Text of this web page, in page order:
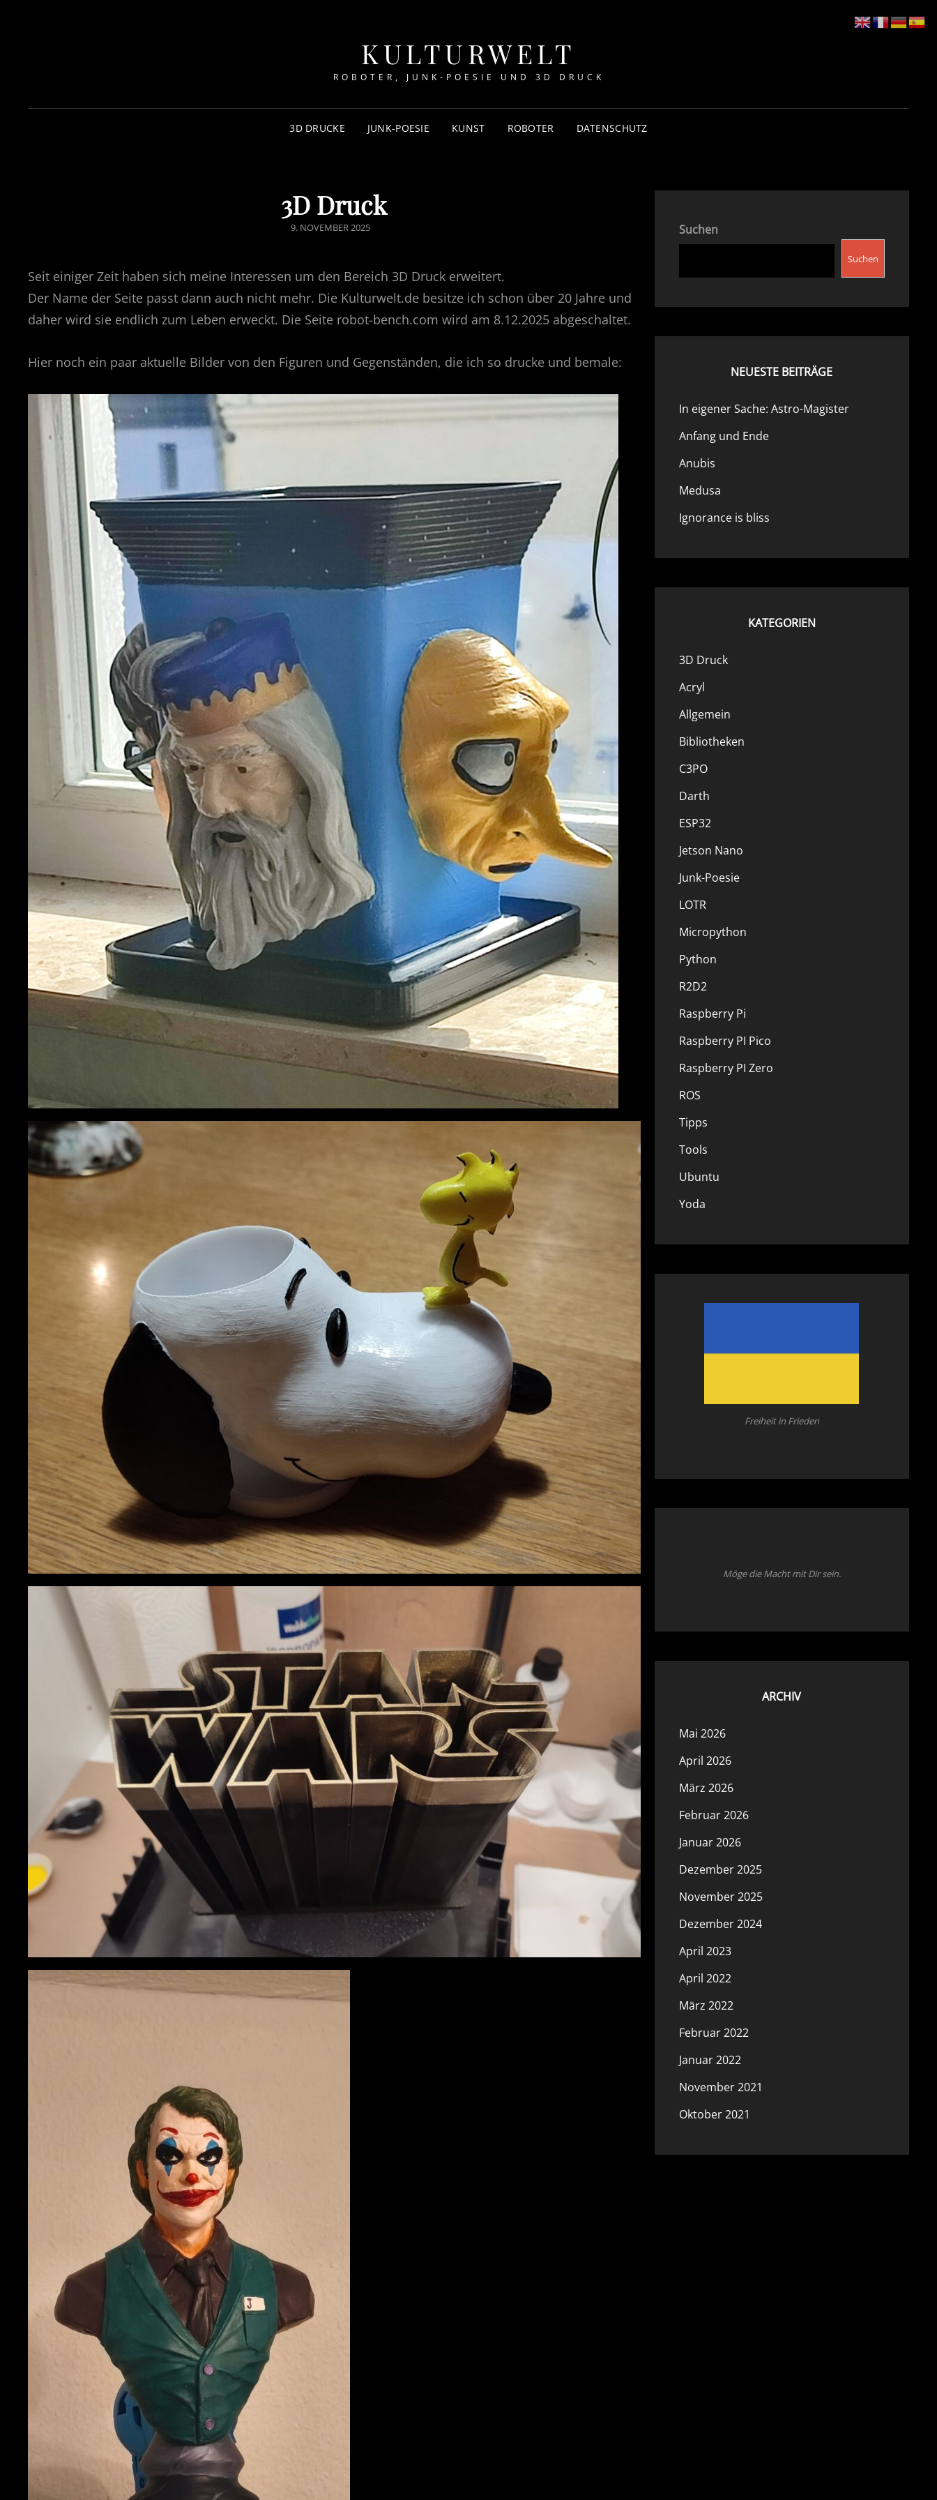
KULTURWELT
ROBOTER, JUNK-POESIE UND 3D DRUCK
3D DRUCKE JUNK-POESIE KUNST ROBOTER DATENSCHUTZ
3D Druck
POSTED
9. NOVEMBER 2025
Seit einiger Zeit haben sich meine Interessen um den Bereich 3D Druck erweitert.
Der Name der Seite passt dann auch nicht mehr. Die Kulturwelt.de besitze ich schon über 20 Jahre und
daher wird sie endlich zum Leben erweckt. Die Seite robot-bench.com wird am 8.12.2025 abgeschaltet.
Hier noch ein paar aktuelle Bilder von den Figuren und Gegenständen, die ich so drucke und bemale:
Suchen
Suchen
NEUESTE BEITRÄGE
In eigener Sache: Astro-Magister
Anfang und Ende
Anubis
Medusa
Ignorance is bliss
KATEGORIEN
3D Druck
Acryl
Allgemein
Bibliotheken
C3PO
Darth
ESP32
Jetson Nano
Junk-Poesie
LOTR
Micropython
Python
R2D2
Raspberry Pi
Raspberry PI Pico
Raspberry PI Zero
ROS
Tipps
Tools
Ubuntu
Yoda
Freiheit in Frieden
Möge die Macht mit Dir sein.
ARCHIV
Mai 2026
April 2026
März 2026
Februar 2026
Januar 2026
Dezember 2025
November 2025
Dezember 2024
April 2023
April 2022
März 2022
Februar 2022
Januar 2022
November 2021
Oktober 2021